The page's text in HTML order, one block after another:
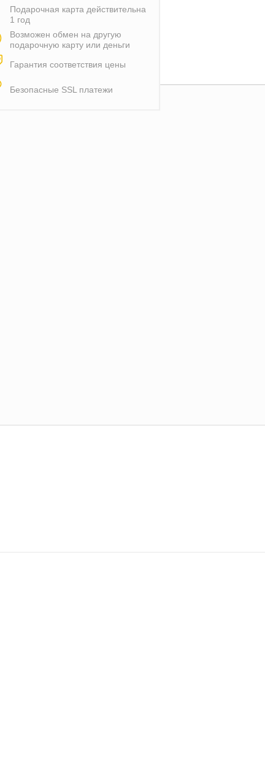
Подарочная карта действительна
1 год
Возможен обмен на другую
подарочную карту или деньги
Гарантия соответствия цены
Безопасные SSL платежи